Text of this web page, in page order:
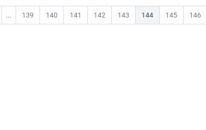
... 139 140 141 142 143 144 145 146